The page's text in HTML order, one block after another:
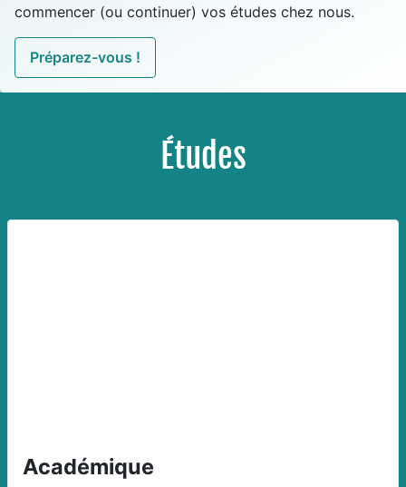
commencer (ou continuer) vos études chez nous.
Préparez-vous !
Études
Académique